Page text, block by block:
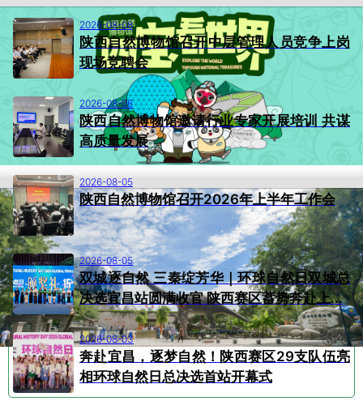
2026-08-08
陕西自然博物馆召开中层管理人员竞争上岗
现场竞聘会
2026-08-06
陕西自然博物馆邀请行业专家开展培训 共谋
高质量发展
2026-08-05
陕西自然博物馆召开2026年上半年工作会
2026-08-05
双城逐自然 三秦绽芳华｜环球自然日双城总
决选宜昌站圆满收官 陕西赛区蓄势奔赴上...
2026-08-03
奔赴宜昌，逐梦自然！陕西赛区29支队伍亮
相环球自然日总决选首站开幕式